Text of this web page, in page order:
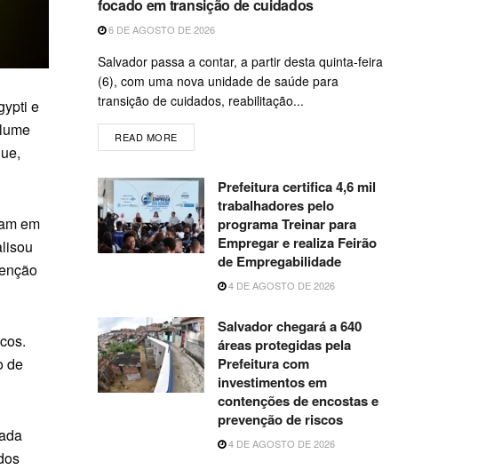
e
em
de
focado em transição de cuidados
6 DE AGOSTO DE 2026
Salvador passa a contar, a partir desta quinta-feira
(6), com uma nova unidade de saúde para
transição de cuidados, reabilitação...
READ MORE
Prefeitura certifica 4,6 mil
trabalhadores pelo
programa Treinar para
Empregar e realiza Feirão
de Empregabilidade
4 DE AGOSTO DE 2026
Salvador chegará a 640
áreas protegidas pela
Prefeitura com
investimentos em
contenções de encostas e
prevenção de riscos
4 DE AGOSTO DE 2026